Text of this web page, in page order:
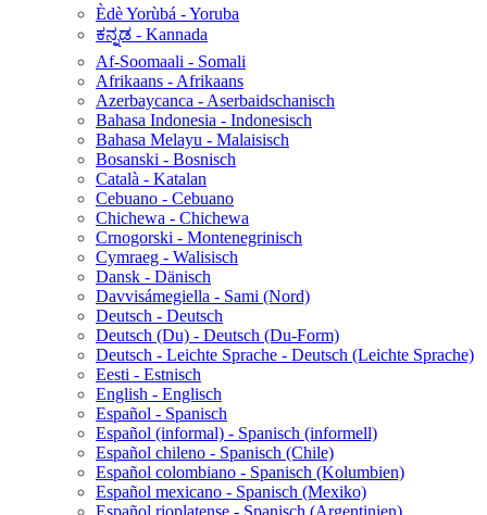
Èdè Yorùbá - Yoruba
ಕನ್ನಡ - Kannada
Af-Soomaali - Somali
Afrikaans - Afrikaans
Azerbaycanca - Aserbaidschanisch
Bahasa Indonesia - Indonesisch
Bahasa Melayu - Malaisisch
Bosanski - Bosnisch
Català - Katalan
Cebuano - Cebuano
Chichewa - Chichewa
Crnogorski - Montenegrinisch
Cymraeg - Walisisch
Dansk - Dänisch
Davvisámegiella - Sami (Nord)
Deutsch - Deutsch
Deutsch (Du) - Deutsch (Du-Form)
Deutsch - Leichte Sprache - Deutsch (Leichte Sprache)
Eesti - Estnisch
English - Englisch
Español - Spanisch
Español (informal) - Spanisch (informell)
Español chileno - Spanisch (Chile)
Español colombiano - Spanisch (Kolumbien)
Español mexicano - Spanisch (Mexiko)
Español rioplatense - Spanisch (Argentinien)